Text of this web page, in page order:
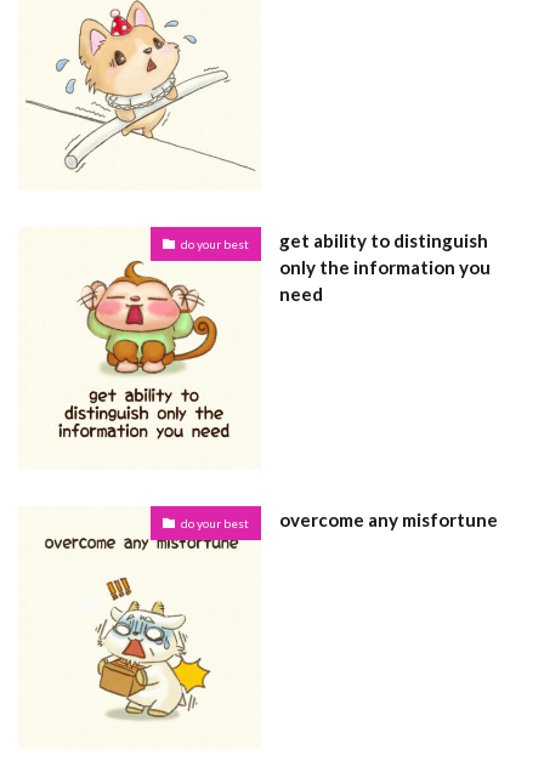
do your best
get ability to distinguish
only the information you
need
do your best overcome any misfortune